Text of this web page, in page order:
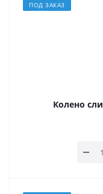
ПОД ЗАКАЗ
Колено